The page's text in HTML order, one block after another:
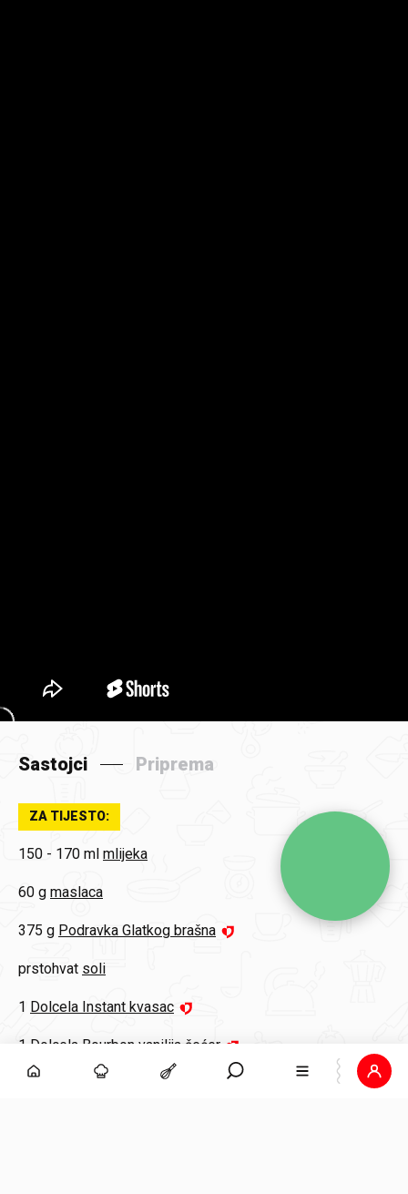
Sastojci Priprema
ZA TIJESTO:
150 - 170 ml mlijeka
60 g maslaca
375 g Podravka Glatkog brašna
prstohvat soli
1 Dolcela Instant kvasac
1 Dolcela Bourbon vanilija šećer
Dolcela Rum šećer